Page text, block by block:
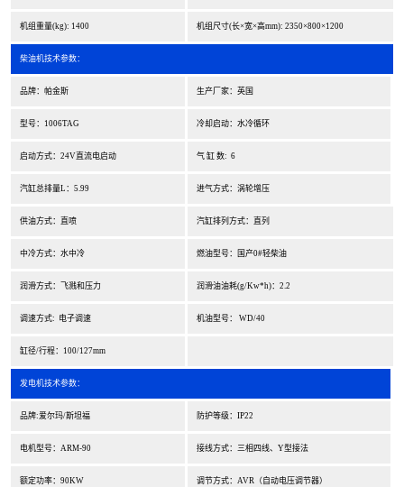
机组重量(kg): 1400 机组尺寸(长×宽×高mm): 2350×800×1200
柴油机技术参数：
品牌：帕金斯 生产厂家：英国
型号：1006TAG 冷却启动：水冷循环
启动方式：24V直流电启动 气 缸 数: 6
汽缸总排量L：5.99 进气方式：涡轮增压
供油方式：直喷 汽缸排列方式：直列
中冷方式：水中冷 燃油型号：国产0#轻柴油
润滑方式：飞溅和压力 润滑油油耗(g/Kw*h)：2.2
调速方式: 电子调速 机油型号： WD/40
缸径/行程：100/127mm
发电机技术参数：
品牌:爱尔玛/斯坦福 防护等级：IP22
电机型号：ARM-90 接线方式：三相四线、Y型接法
额定功率：90KW 调节方式：AVR（自动电压调节器）